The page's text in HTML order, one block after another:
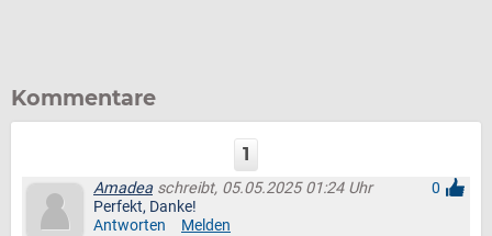
Kommentare
1
Amadea schreibt, 05.05.2025 01:24 Uhr
0
Perfekt, Danke!
Antworten
Melden